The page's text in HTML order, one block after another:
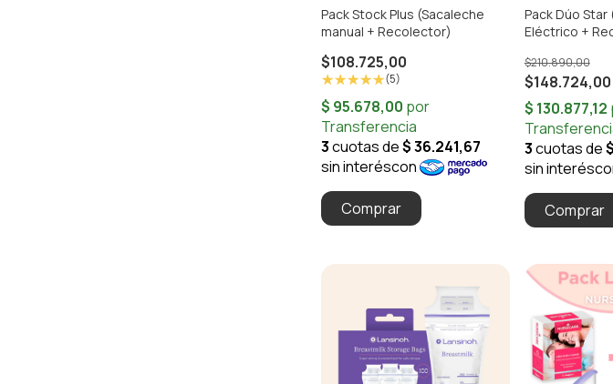
Pack Stock Plus (Sacaleche
manual + Recolector)
$108.725,00
(5)
Pack Dúo Star
Eléctrico +
$148.724,00
$210.890,00